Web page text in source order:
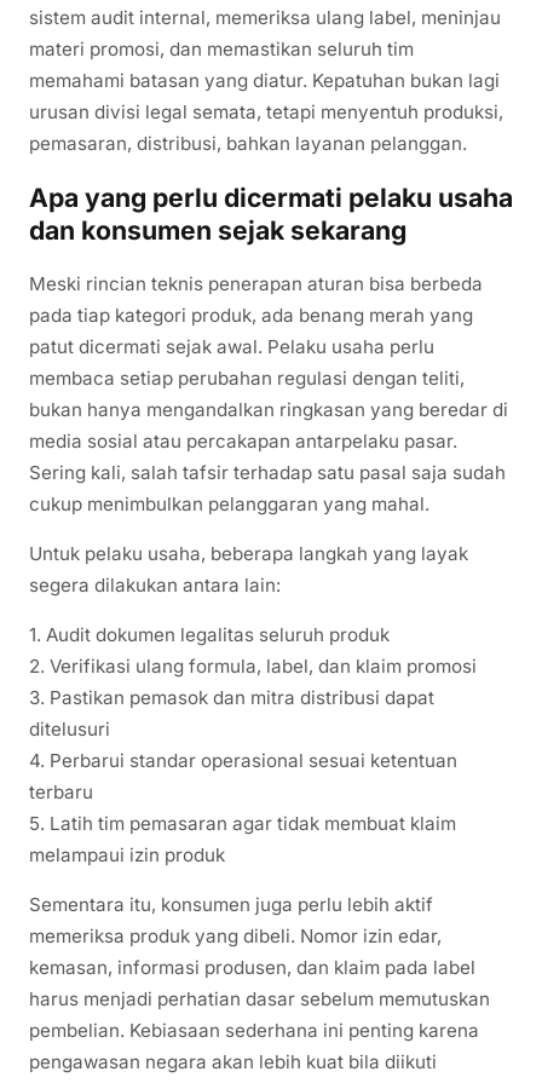
sistem audit internal, memeriksa ulang label, meninjau
materi promosi, dan memastikan seluruh tim
memahami batasan yang diatur. Kepatuhan bukan lagi
urusan divisi legal semata, tetapi menyentuh produksi,
pemasaran, distribusi, bahkan layanan pelanggan.
Apa yang perlu dicermati pelaku usaha
dan konsumen sejak sekarang
Meski rincian teknis penerapan aturan bisa berbeda
pada tiap kategori produk, ada benang merah yang
patut dicermati sejak awal. Pelaku usaha perlu
membaca setiap perubahan regulasi dengan teliti,
bukan hanya mengandalkan ringkasan yang beredar di
media sosial atau percakapan antarpelaku pasar.
Sering kali, salah tafsir terhadap satu pasal saja sudah
cukup menimbulkan pelanggaran yang mahal.
Untuk pelaku usaha, beberapa langkah yang layak
segera dilakukan antara lain:
1. Audit dokumen legalitas seluruh produk
2. Verifikasi ulang formula, label, dan klaim promosi
3. Pastikan pemasok dan mitra distribusi dapat
ditelusuri
4. Perbarui standar operasional sesuai ketentuan
terbaru
5. Latih tim pemasaran agar tidak membuat klaim
melampaui izin produk
Sementara itu, konsumen juga perlu lebih aktif
memeriksa produk yang dibeli. Nomor izin edar,
kemasan, informasi produsen, dan klaim pada label
harus menjadi perhatian dasar sebelum memutuskan
pembelian. Kebiasaan sederhana ini penting karena
pengawasan negara akan lebih kuat bila diikuti